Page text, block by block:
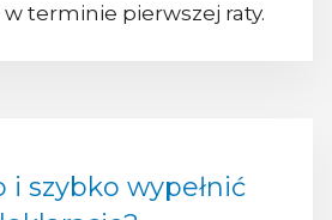
terminie pierwszej raty.
i szybko wypełnić